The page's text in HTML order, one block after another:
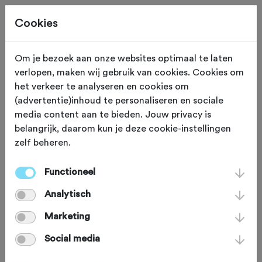
Beoordeling toevoegen voor:
Paastoertocht 't Muurtje
Mountainbike 2026 - 6-4-2026
Je beoordeling helpt andere sportieve fietsers op
weg. Bedankt!
Wat vond je van deze toertocht?
Cookies
Om je bezoek aan onze websites optimaal te laten
verlopen, maken wij gebruik van cookies. Cookies om
het verkeer te analyseren en cookies om
(advertentie)inhoud te personaliseren en sociale
media content aan te bieden. Jouw privacy is
belangrijk, daarom kun je deze cookie-instellingen
zelf beheren.
Functioneel
Analytisch
Marketing
Social media